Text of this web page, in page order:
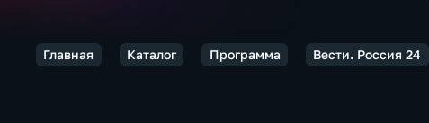
Главная Каталог Программа Вести. Россия 24